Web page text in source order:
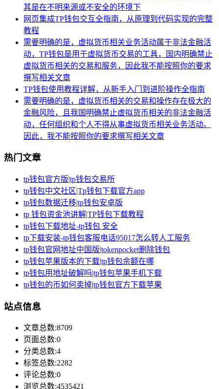
其是在不明来源或不安全的环境下
网页集成TP钱包交互全指南，从原理到代码实现的完整
教程
需要明确的是，虚拟货币相关业务活动属于非法金融活
动，TP钱包是用于虚拟货币交易的工具，国内明确禁止
虚拟货币相关的交易和服务，因此我不能按照你的要求
撰写相关文章
TP钱包使用教程详解，从新手入门到进阶操作全指南
需要明确的是，虚拟货币相关的交易和操作存在极大的
金融风险，且我国明确禁止虚拟货币相关的非法金融活
动，任何组织和个人不得从事虚拟货币相关业务活动。
因此，我不能按照你的要求撰写相关文章
热门文章
tp钱包官方版|tp钱包交易所
tp钱包中文社区|Tp钱包下载官方app
tp钱包数据迁移|tp钱包安卓版
tp 钱包资金池讲解|TP钱包下载教程
tp钱包下载地址-tp钱包 安全
tp下载安装-tp钱包客服电话95017怎么转人工服务
tp钱包官网地址中国版|tokenpocket删除钱包
tp钱包苹果版本的下载|tp钱包余额在哪
tp钱包用地址破解吗|tp钱包苹果手机下载
tp钱包的币如何卖掉|tp钱包官方下载苹果
站点信息
文章总数:8709
页面总数:0
分类总数:4
标签总数:2282
评论总数:0
浏览总数:4535421